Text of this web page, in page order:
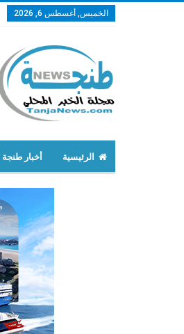
الخميس, أغسطس 6, 2026
الرئيسية أخبار طنجة